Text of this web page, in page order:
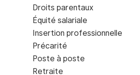
Droits parentaux
Équité salariale
Insertion professionnelle
Précarité
Poste à poste
Retraite